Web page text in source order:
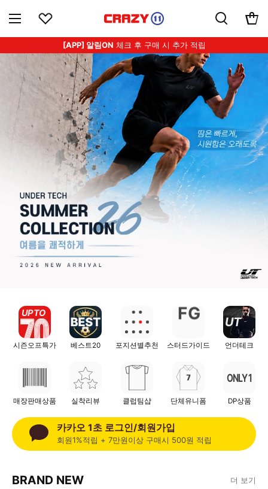
[APP] 알림ON 체크 후 구매 시 추가 적립
UP TO
시즌오프특가 베스트20 포지션별추천
F G
스터드가이드
UT
언더테크
매장판매상품 실착리뷰 클럽팀샵 단체유니폼
ONLY 1
DP상품
카카오 1초 로그인/회원가입
회원1%적립 + 7만원이상 구매시 500원 적립
BRAND NEW 더 보기